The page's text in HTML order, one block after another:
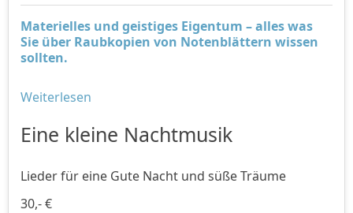
Materielles und geistiges Eigentum – alles was
Sie über Raubkopien von Notenblättern wissen
sollten.
Weiterlesen
Eine kleine Nachtmusik
Lieder für eine Gute Nacht und süße Träume
30,- €